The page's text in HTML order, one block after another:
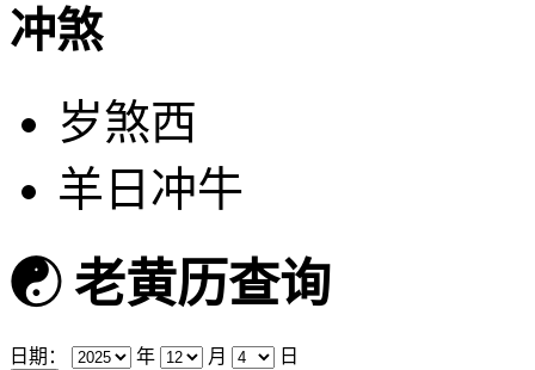
冲煞
岁煞西
羊日冲牛
☯老黄历查询
日期： 年 月 日